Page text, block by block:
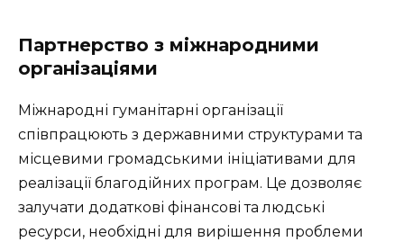
Партнерство з міжнародними
організаціями
Міжнародні гуманітарні організації
співпрацюють з державними структурами та
місцевими громадськими ініціативами для
реалізації благодійних програм. Це дозволяє
залучати додаткові фінансові та людські
ресурси, необхідні для вирішення проблеми